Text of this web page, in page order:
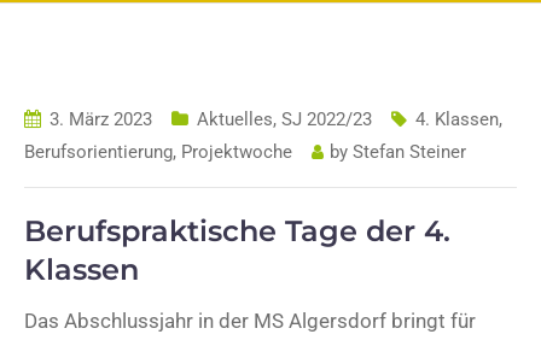
3. März 2023 Aktuelles, SJ 2022/23 4. Klassen,
Berufsorientierung, Projektwoche by Stefan Steiner
Berufspraktische Tage der 4.
Klassen
Das Abschlussjahr in der MS Algersdorf bringt für